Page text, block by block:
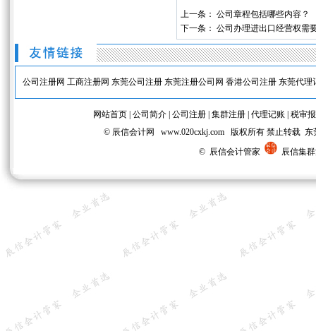
上一条： 公司章程包括哪些内容？
下一条： 公司办理进出口经营权需
公司注册网 工商注册网 东莞公司注册 东莞注册公司网 香港公司注册 东莞代理
网站首页 公司简介 公司注册 集群注册 代理记账 税审
© 辰信会计网 www.020cxkj.com 版权所有 禁止转载
© 辰信会计管家
辰信集